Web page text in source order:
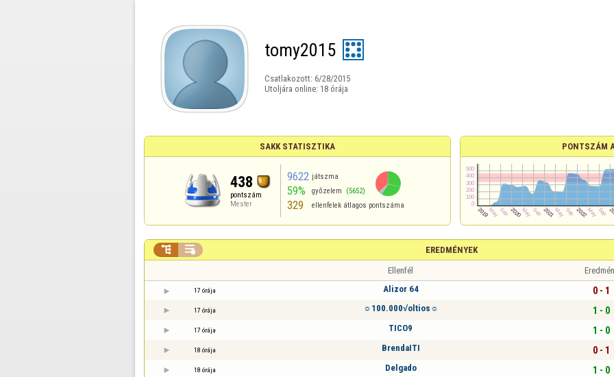
tomy2015
Csatlakozott: 6/28/2015
Utoljára online: 18 órája
SAKK STATISZTIKA
438
pontszám
Mester
9622 játszma
59% győzelem (5652)
329 ellenfelek átlagos pontszáma
PONTSZÁM
EREDMÉNYEK
 
Ellenfél
17 órája Alizor 64 0 - 1
17 órája ☼100.000√oltios☼ 1 - 0
17 órája TICO9 1 - 0
18 órája BrendaITI 0 - 1
18 órája Delgado 1 - 0